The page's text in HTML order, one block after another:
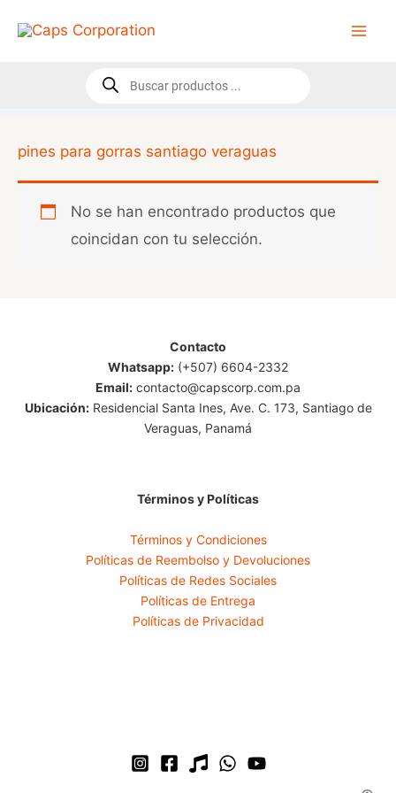
Búsqueda
de
pines para gorras santiago veraguas
No se han encontrado productos que
coincidan con tu selección.
Contacto
Whatsapp: (+507) 6604-2332
Email: contacto@capscorp.com.pa
Ubicación:Residencial Santa Ines, Ave. C. 173, Santiago de
Veraguas, Panamá
Términos y Políticas
Términos y Condiciones
Políticas de Reembolso y Devoluciones
Políticas de Redes Sociales
Políticas de Entrega
Políticas de Privacidad